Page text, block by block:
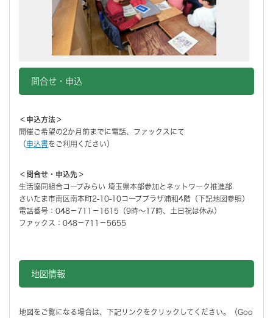
問合せ・申込
＜申込方法＞
開催ご希望の2か月前までに電話、ファックスにて
（申込書をご利用ください）
＜問合せ・申込先＞
生活協同組合コープみらい 埼玉県本部参加とネットワーク推進部
さいたま市南区南本町2-10-10コーププラザ浦和4階（下記地図参照）
電話番号：048－711－1615（9時～17時、土日祝は休み）
ファックス：048－711－5655
地図情報
地図をご覧になる場合は、下記リンクをクリックしてください。（Goo